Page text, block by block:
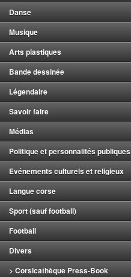
Danse
Musique
Arts plastiques
Bande dessinée
Légendaire
Savoir faire
Médias
Politique et personnalités publiques
Evénements culturels et religieux
Langue corse
Sport (sauf football)
Football
Divers
> Corsicathèque Press-Book